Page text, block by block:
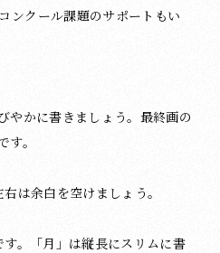
ンクール課題のサポートもい
やかに書きましょう。最終画の
。
は余白を空けましょう。
。「月」は縦長にスリムに書